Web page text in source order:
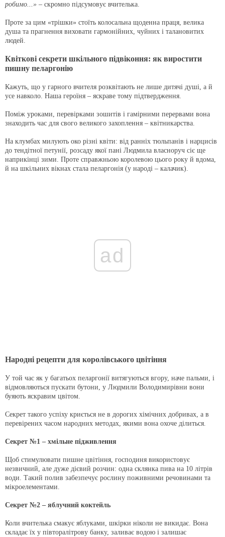
робимо...» – скромно підсумовує вчителька.
Проте за цим «трішки» стоїть колосальна щоденна праця, велика
душа та прагнення виховати гармонійних, чуйних і талановитих
людей.
Квіткові секрети шкільного підвіконня: як виростити
пишну пеларгонію
Кажуть, що у гарного вчителя розквітають не лише дитячі душі, а й
усе навколо. Наша героїня – яскраве тому підтвердження.
Поміж уроками, перевірками зошитів і гамірними перервами вона
знаходить час для свого великого захоплення – квітникарства.
На клумбах милують око різні квіти: від ранніх тюльпанів і нарцисів
до тендітної петунії, розсаду якої пані Людмила власноруч сіє ще
наприкінці зими. Проте справжньою королевою цього року й вдома,
й на шкільних вікнах стала пеларгонія (у народі – калачик).
ad
Народні рецепти для королівського цвітіння
У той час як у багатьох пеларгонії витягуються вгору, наче пальми, і
відмовляються пускати бутони, у Людмили Володимирівни вони
буяють яскравим цвітом.
Секрет такого успіху криється не в дорогих хімічних добривах, а в
перевірених часом народних методах, якими вона охоче ділиться.
Секрет №1 – хмільне підживлення
Щоб стимулювати пишне цвітіння, господиня використовує
незвичний, але дуже дієвий розчин: одна склянка пива на 10 літрів
води. Такий полив забезпечує рослину поживними речовинами та
мікроелементами.
Секрет №2 – яблучний коктейль
Коли вчителька смакує яблуками, шкірки ніколи не викидає. Вона
складає їх у півторалітрову банку, заливає водою і залишає